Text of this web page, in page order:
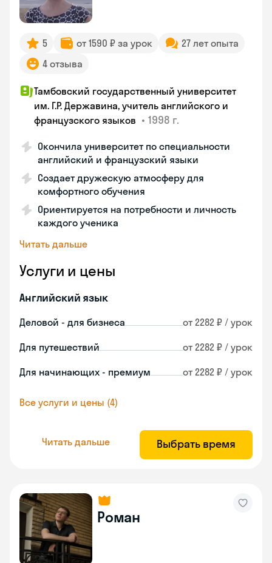
5 от 1590 ₽ за урок
27 лет опыта
4 отзыва
Тамбовский государственный университет
им. Г.Р. Державина, учитель английского и
французского языков • 1998 г.
Окончила университет по специальности
английский и французский языки
Создает дружескую атмосферу для
комфортного обучения
Ориентируется на потребности и личность
каждого ученика
Читать дальше
Услуги и цены
Английский язык
Деловой - для бизнеса от 2282 ₽ / урок
Для путешествий от 2282 ₽ / урок
Для начинающих - премиум от 2282 ₽ / урок
Все услуги и цены (4)
Читать дальше Выбрать время
Роман